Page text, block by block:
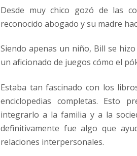
Desde muy chico gozó de las
reconocido abogado y su madre
Siendo apenas un niño, Bill se
un aficionado de juegos cómo el
Estaba tan fascinado con los
enciclopedias completas. Esto
integrarlo a la familia y a la
definitivamente fue algo que
relaciones interpersonales.